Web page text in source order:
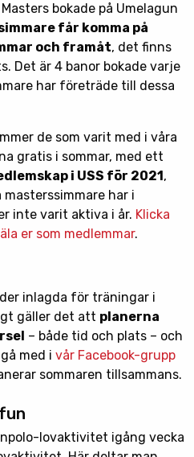
bokade på Umelagun
får komma på
och framåt, det finns
Det är 4 banor bokade varje
har företräde till dessa
de som varit med i våra
gratis i sommar, med ett
i USS för 2021 ,
har i
inte varit aktiva i år. Klicka
er som medlemmar.
inlagda för träningar i
gäller det att planerna
– både tid och plats – och
med i vår Facebook-grupp
sommaren tillsammans.
lovaktivitet igång vecka